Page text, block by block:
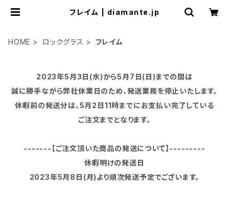
フレイム | diamante.jp
HOME ロックグラス フレイム
2023年5月3日(水)から5月7日(日)までの間は
誠に勝手ながら弊社休業日のため、発送業務を停止いたします。
休暇前の発送分は、5月2日11時までにお支払い完了している
ご注文までとなります。
-------【ご注文頂いた商品の発送について】---------
休暇明けの発送日
2023年5月8日(月)より順次発送予定でございます。